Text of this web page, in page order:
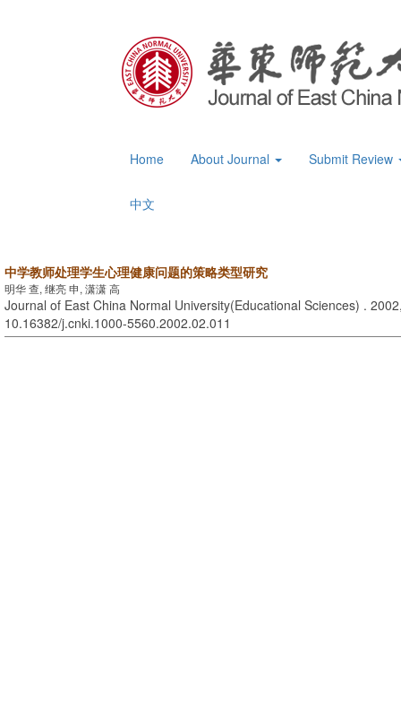
Home About Journal Submit Review
中文
中学教师处理学生心理健康问题的策略类型研究
明华 查, 继亮 申, 潇潇 高
Journal of East China Normal University(Educational Sciences) .
10.16382/j.cnki.1000-5560.2002.02.011